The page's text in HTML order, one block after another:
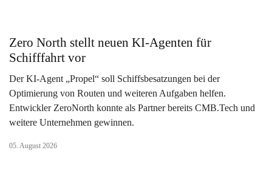
Zero North stellt neuen KI-Agenten für
Schifffahrt vor
Der KI-Agent „Propel“ soll Schiffsbesatzungen bei der
Optimierung von Routen und weiteren Aufgaben helfen.
Entwickler ZeroNorth konnte als Partner bereits CMB.Tech und
weitere Unternehmen gewinnen.
05. August 2026